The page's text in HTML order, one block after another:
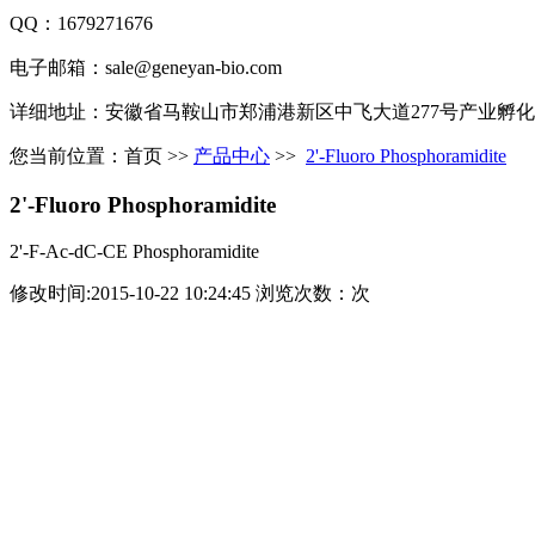
QQ：1679271676
电子邮箱：sale@geneyan-bio.com
详细地址：安徽省马鞍山市郑浦港新区中飞大道277号产业孵
您当前位置： 首页 >> 产品中心 >> 2'-Fluoro Phosphoramidite
2'-Fluoro Phosphoramidite
2'-F-Ac-dC-CE Phosphoramidite
修改时间:2015-10-22 10:24:45 浏览次数： 次